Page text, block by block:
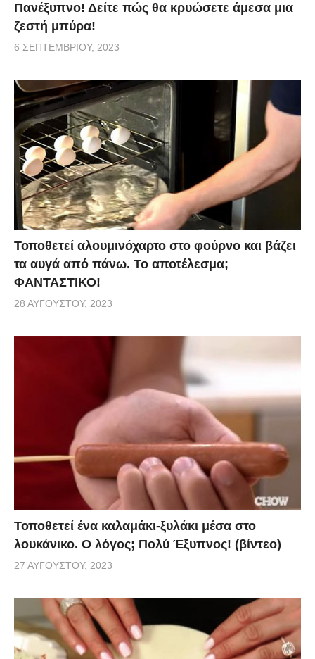
Πανέξυπνο! Δείτε πώς θα κρυώσετε άμεσα μια
ζεστή μπύρα!
6 ΣΕΠΤΕΜΒΡΊΟΥ, 2023
Τοποθετεί αλουμινόχαρτο στο φούρνο και βάζει
τα αυγά από πάνω. Το αποτέλεσμα;
ΦΑΝΤΑΣΤΙΚΟ!
28 ΑΥΓΟΎΣΤΟΥ, 2023
Τοποθετεί ένα καλαμάκι-ξυλάκι μέσα στο
λουκάνικο. Ο λόγος; Πολύ Έξυπνος! (βίντεο)
27 ΑΥΓΟΎΣΤΟΥ, 2023